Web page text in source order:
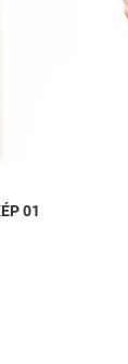
01